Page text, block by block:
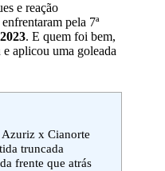
e reação
enfrentaram pela 7ª
. E quem foi bem,
aplicou uma goleada
Azuriz x Cianorte
truncada
frente que atrás